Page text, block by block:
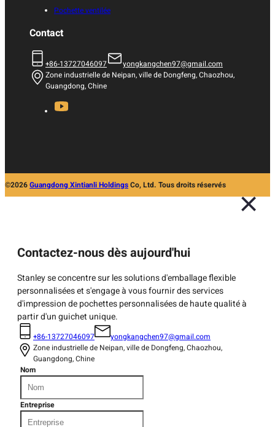
Pochette ventilée
Contact
+86-13727046097
yongkangchen97@gmail.com
Zone industrielle de Neipan, ville de Dongfeng, Chaozhou,
Guangdong, Chine
©2026Guangdong Xintianli HoldingsCo, Ltd. Tous droits réservés
Contactez-nous dès aujourd'hui
Stanley se concentre sur les solutions d'emballage flexible
personnalisées et s'engage à vous fournir des services
d'impression de pochettes personnalisées de haute qualité à
partir d'un guichet unique.
+86-13727046097
yongkangchen97@gmail.com
Zone industrielle de Neipan, ville de Dongfeng, Chaozhou,
Guangdong, Chine
Nom
Entreprise